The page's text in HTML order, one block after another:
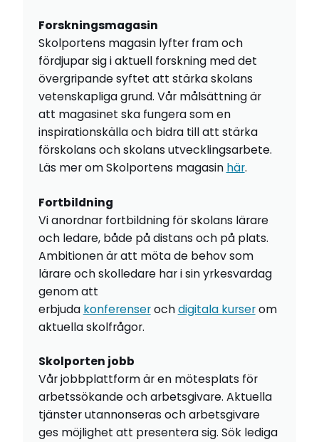
Forskningsmagasin
Skolportens magasin lyfter fram och
fördjupar sig i aktuell forskning med det
övergripande syftet att stärka skolans
vetenskapliga grund. Vår målsättning är
att magasinet ska fungera som en
inspirationskälla och bidra till att stärka
förskolans och skolans utvecklingsarbete.
Läs mer om Skolportens magasin här.
Fortbildning
Vi anordnar fortbildning för skolans lärare
och ledare, både på distans och på plats.
Ambitionen är att möta de behov som
lärare och skolledare har i sin yrkesvardag
genom att
erbjuda konferenserochdigitala kurserom
aktuella skolfrågor.
Skolporten jobb
Vår jobbplattform är en mötesplats för
arbetssökande och arbetsgivare. Aktuella
tjänster utannonseras och arbetsgivare
ges möjlighet att presentera sig. Sök lediga